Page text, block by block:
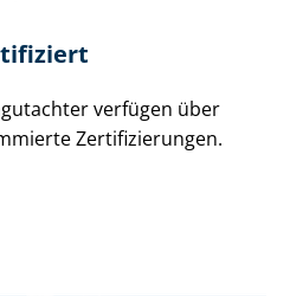
verfügen über
Zer­ti­fi­zie­run­gen.